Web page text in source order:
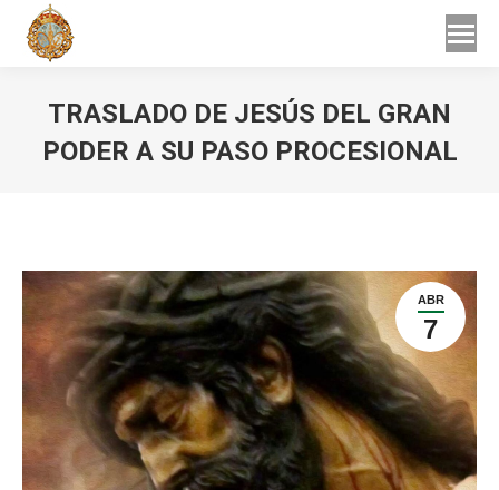
TRASLADO DE JESÚS DEL GRAN
PODER A SU PASO PROCESIONAL
ABR
7